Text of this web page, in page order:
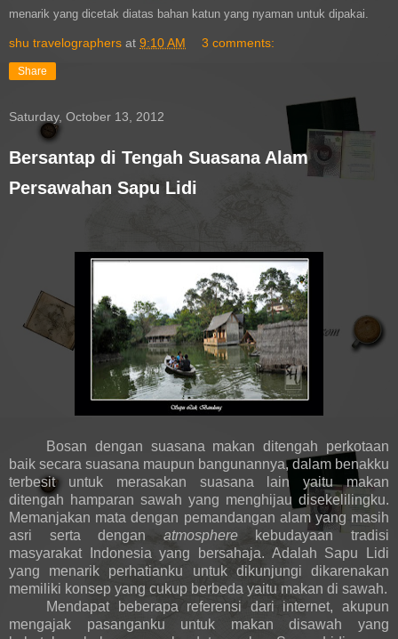
menarik yang dicetak diatas bahan katun yang nyaman untuk dipakai.
shu travelographers at 9:10 AM 3 comments:
Share
Saturday, October 13, 2012
Bersantap di Tengah Suasana Alam
Persawahan Sapu Lidi
Bosan dengan suasana makan ditengah perkotaan
baik secara suasana maupun bangunannya, dalam benakku
terbesit untuk merasakan suasana lain yaitu makan
ditengah hamparan sawah yang menghijau disekelilingku.
Memanjakan mata dengan pemandangan alam yang masih
asri serta dengan atmospherekebudayaan tradisi
masyarakat Indonesia yang bersahaja. Adalah Sapu Lidi
yang menarik perhatianku untuk dikunjungi dikarenakan
memiliki konsep yang cukup berbeda yaitu makan di sawah.
Mendapat beberapa referensi dari internet, akupun
mengajak pasanganku untuk makan disawah yang